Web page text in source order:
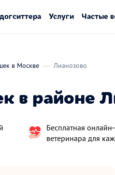
Услуги Частые
в Москве Лианозово
в районе
Бесплатная
ветеринара для